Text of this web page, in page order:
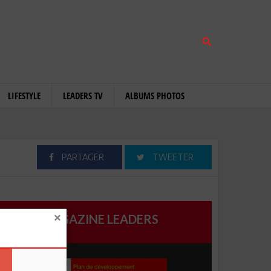
LIFESTYLE LEADERS TV ALBUMS PHOTOS
PARTAGER TWEETER
MAGAZINE LEADERS